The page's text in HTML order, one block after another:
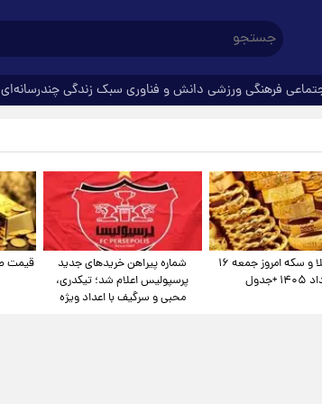
فرهنگیورزشی دانش و فناوری سبک زندگیچندرسانه‌ای
قیمت طلا و سکه امروز جمعه ۱۶
+جدول
شماره پیراهن خریدهای جدید
پرسپولیس اعلام شد؛ تیکدری،
محبی و سرگیف با اعداد ویژه